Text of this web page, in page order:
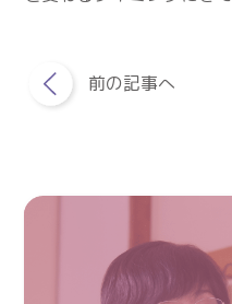
前の記事へ